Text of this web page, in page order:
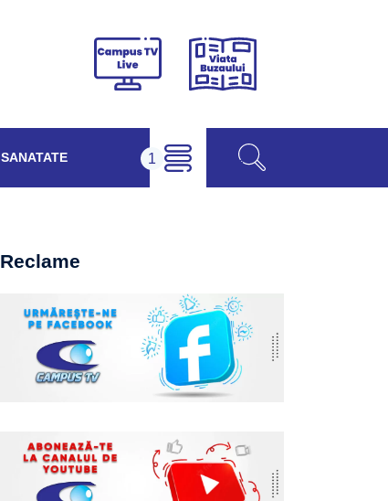
Campus
Viața
SANATATE
Reclame